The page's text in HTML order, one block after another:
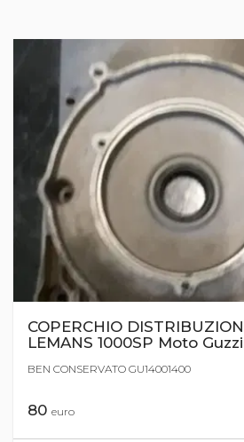
COPERCHIO
LEMANS 1000SP Moto Guzzi
BEN CONSERVATO GU14001400
80 euro